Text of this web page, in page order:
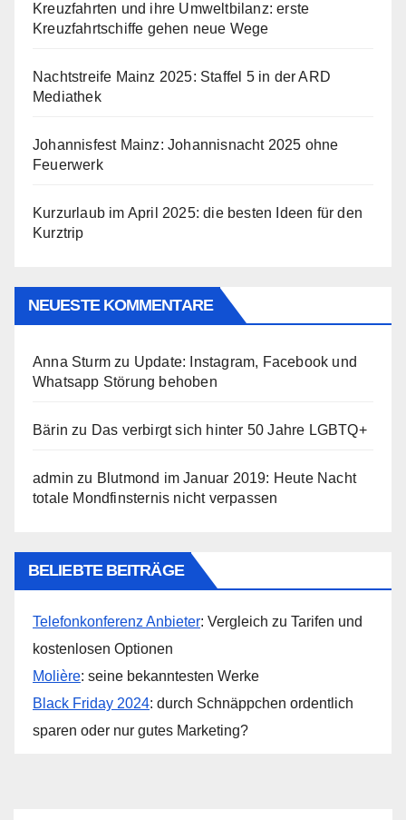
Kreuzfahrten und ihre Umweltbilanz: erste
Kreuzfahrtschiffe gehen neue Wege
Nachtstreife Mainz 2025: Staffel 5 in der ARD
Mediathek
Johannisfest Mainz: Johannisnacht 2025 ohne
Feuerwerk
Kurzurlaub im April 2025: die besten Ideen für den
Kurztrip
NEUESTE KOMMENTARE
Anna Sturm zu Update: Instagram, Facebook und
Whatsapp Störung behoben
Bärin zu Das verbirgt sich hinter 50 Jahre LGBTQ+
admin zu Blutmond im Januar 2019: Heute Nacht
totale Mondfinsternis nicht verpassen
BELIEBTE BEITRÄGE
Telefonkonferenz Anbieter: Vergleich zu Tarifen und
kostenlosen Optionen
Molière: seine bekanntesten Werke
Black Friday 2024: durch Schnäppchen ordentlich
sparen oder nur gutes Marketing?